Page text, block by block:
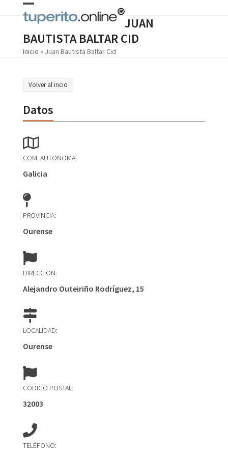
Open
mobile
menu
Close
mobile
menu
JUAN
BAUTISTA BALTAR CID
Inicio » Juan Bautista Baltar Cid
Volver al incio
Datos
COM. AUTÓNOMA:
Galicia
PROVINCIA:
Ourense
DIRECCION:
Alejandro Outeiriño Rodríguez, 15
LOCALIDAD:
Ourense
CÓDIGO POSTAL:
32003
TELÉFONO: